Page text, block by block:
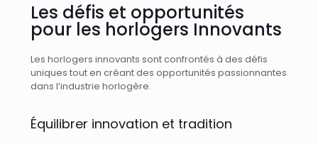
Les défis et opportunités
pour les horlogers Innovants
Les horlogers innovants sont confrontés à des défis
uniques tout en créant des opportunités passionnantes
dans l’industrie horlogère.
Équilibrer innovation et tradition